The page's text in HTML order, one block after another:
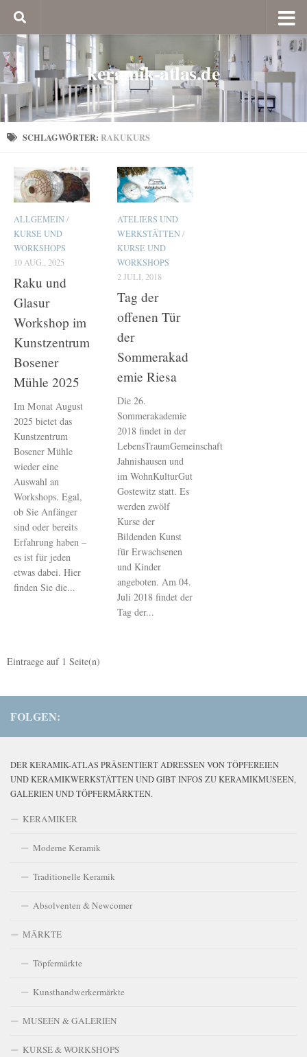
keramik-atlas.de
SCHLAGWÖRTER: RAKUKURS
ALLGEMEIN/
KURSE UND
WORKSHOPS
10 AUG., 2025
Raku und
Glasur
Workshop im
Kunstzentrum
Bosener
Mühle 2025
Im Monat August
2025 bietet das
Kunstzentrum
Bosener Mühle
wieder eine
Auswahl an
Workshops. Egal,
ob Sie Anfänger
sind oder bereits
Erfahrung haben –
es ist für jeden
etwas dabei. Hier
finden Sie die...
ATELIERS UND
WERKSTÄTTEN/
KURSE UND
WORKSHOPS
2 JULI, 2018
Tag der
offenen Tür
der
Sommerakad
emie Riesa
Die 26.
Sommerakademie
2018 findet in der
LebensTraumGemeinschaft
Jahnishausen und
im WohnKulturGut
Gostewitz statt. Es
werden zwölf
Kurse der
Bildenden Kunst
für Erwachsenen
und Kinder
angeboten. Am 04.
Juli 2018 findet der
Tag der...
Eintraege auf 1 Seite(n)
FOLGEN:
DER KERAMIK-ATLAS PRÄSENTIERT ADRESSEN VON TÖPFEREIEN
UND KERAMIKWERKSTÄTTEN UND GIBT INFOS ZU KERAMIKMUSEEN,
GALERIEN UND TÖPFERMÄRKTEN.
KERAMIKER
Moderne Keramik
Traditionelle Keramik
Absolventen & Newcomer
MÄRKTE
Töpfermärkte
Kunsthandwerkermärkte
MUSEEN & GALERIEN
KURSE & WORKSHOPS